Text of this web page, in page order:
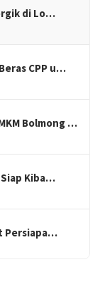
di Lo…
CPP u…
Bolmong …
Kiba…
Persiapa…